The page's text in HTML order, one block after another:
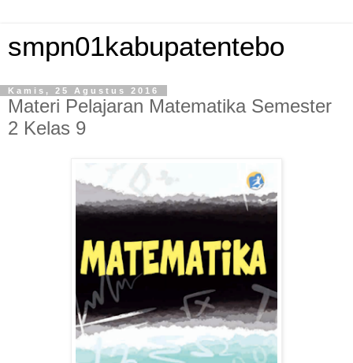
smpn01kabupatentebo
Kamis, 25 Agustus 2016
Materi Pelajaran Matematika Semester
2 Kelas 9